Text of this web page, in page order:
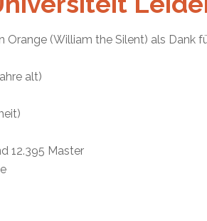
Orange (William the Silent) als Dank
alt)
12.395 Master